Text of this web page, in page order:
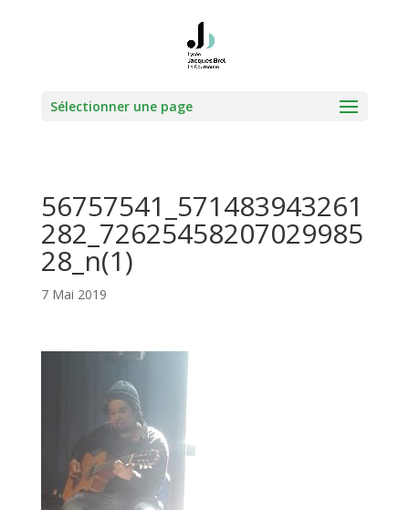
Sélectionner une page
56757541_571483943261
282_72625458207029985
28_n(1)
7 Mai 2019